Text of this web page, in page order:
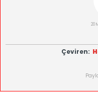
20
Çeviren: